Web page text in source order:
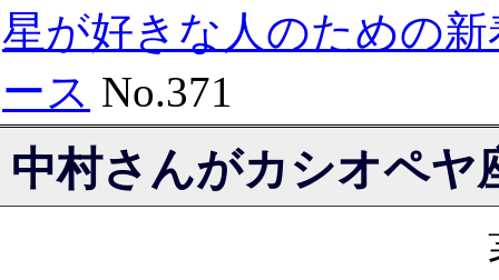
星が好きな人のための新
ース No.371
中村さんがカシオペヤ